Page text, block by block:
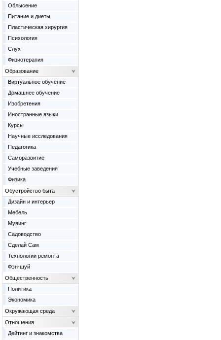
Облысение
Питание и диеты
Пластическая хирургия
Психология
Слух
Физиотерапия
Образование
Виртуальное обучение
Домашнее обучение
Изобретения
Иностранные языки
Курсы
Научные исследования
Педагогика
Саморазвитие
Учебные заведения
Физика
Обустройство быта
Дизайн и интерьер
Мебель
Мувинг
Садоводство
Сделай Сам
Технологии ремонта
Фэн-шуй
Общественность
Политика
Экономика
Окружающая среда
Отношения
Дейтинг и знакомства